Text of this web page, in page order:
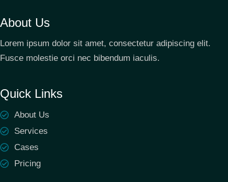
About Us
Lorem ipsum dolor sit amet, consectetur adipiscing elit.
Fusce molestie orci nec bibendum iaculis.
Quick Links
About Us
Services
Cases
Pricing